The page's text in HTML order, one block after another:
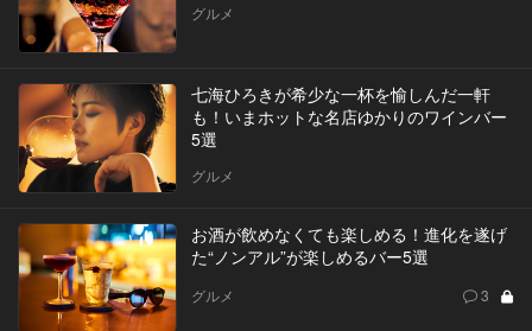
グルメ
七海ひろきが希少な一杯を愉しんだ一軒
も！いまホットな名店ゆかりのワインバー
5選
グルメ
お酒が飲めなくても楽しめる！進化を遂げ
た“ノンアル”が楽しめるバー5選
グルメ 3